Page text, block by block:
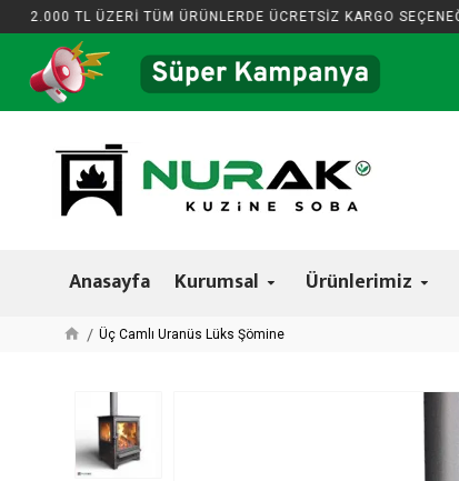
TL ÜZERİ TÜM ÜRÜNLERDE ÜCRETSİZ KARGO SEÇENEĞİ.
Anasayfa Kurumsal Ürünlerimiz
Üç Camlı Uranüs Lüks Şömine